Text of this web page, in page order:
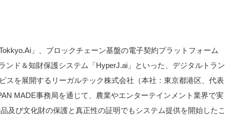
」、ブロックチェーン基盤の電子契約プラットフォーム
ンド＆知財保護システム「HyperJ.ai」といった、デジタルトラン
スを展開するリーガルテック株式会社（本社：東京都港区、代表
MADE事務局を通じて、農業やエンターテインメント業界で実
及び文化財の保護と真正性の証明でもシステム提供を開始したこ